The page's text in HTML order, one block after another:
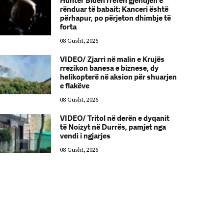
rënduar të babait: Kanceri është
përhapur, po përjeton dhimbje të
forta
08 Gusht, 2026
VIDEO/ Zjarri në malin e Krujës
rrezikon banesa e biznese, dy
helikopterë në aksion për shuarjen
e flakëve
08 Gusht, 2026
VIDEO/ Tritol në derën e dyqanit
të Noizyt në Durrës, pamjet nga
vendi i ngjarjes
08 Gusht, 2026